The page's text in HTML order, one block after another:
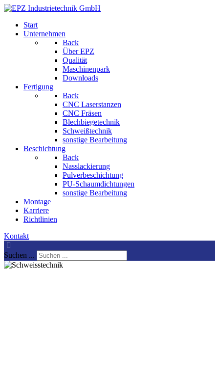
Start
Unternehmen
Back
Über EPZ
Qualität
Maschinenpark
Downloads
Fertigung
Back
CNC Laserstanzen
CNC Fräsen
Blechbiegetechnik
Schweißtechnik
sonstige Bearbeitung
Beschichtung
Back
Nasslackierung
Pulverbeschichtung
PU-Schaumdichtungen
sonstige Bearbeitung
Montage
Karriere
Richtlinien
Kontakt
Suchen ...